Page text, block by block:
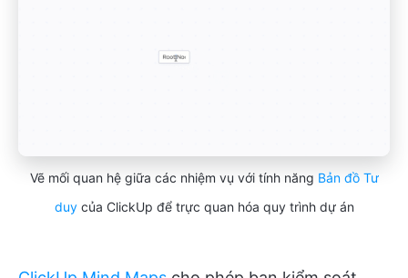
Vẽ mối quan hệ giữa các nhiệm vụ với tính năng Bản đồ Tư
duycủa ClickUp để trực quan hóa quy trình dự án